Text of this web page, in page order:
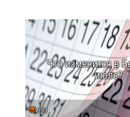
Что изменится в
июле?
199